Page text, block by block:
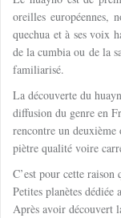
oreilles européennes,
quechua et à ses voix
de la cumbia ou de la
familiarisé.
La découverte du
diffusion du genre en
rencontre un deuxième
piètre qualité voire
C’est pour cette
Petites planètes dédiée
Après avoir découvert